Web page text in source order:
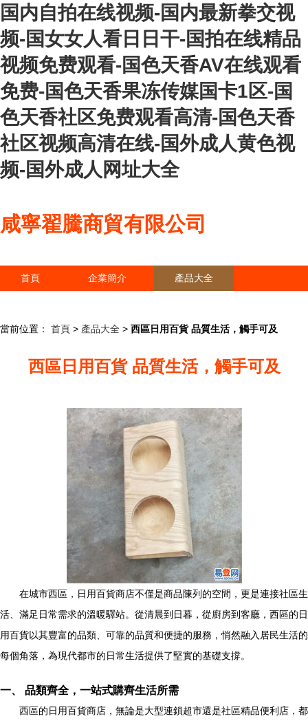
国内自拍在线视频-国内最新拳交视
频-国女女人看日日干-国拍在线精品
视频免费观看-国色天香AV在线观看
免费-国色天香果冻传媒国卡1区-国
色天香社区免费观看高清-国色天香
社区视频高清在线-国外成人黄色视
频-国外成人网址大全
咸寧翟騰商貿有限公司
首頁 企業簡介 產品大全
當前位置： 首頁 > 產品大全 > 西區日用百貨 品質生活，觸手可及
西區日用百貨 品質生活，觸手可及
在城市西區，日用百貨商店不僅是商品陳列的空間，更是連接社區生
活、滿足日常需求的溫暖驛站。從清晨到日暮，從廚房到客廳，西區的日
用百貨以其豐富的品類、可靠的品質和便捷的服務，悄然融入居民生活的
每個角落，為現代都市的日常生活提供了堅實的基礎支撐。
一、 品類齊全，一站式購齊生活所需
西區的日用百貨商店，無論是大型連鎖超市還是社區精品便利店，都